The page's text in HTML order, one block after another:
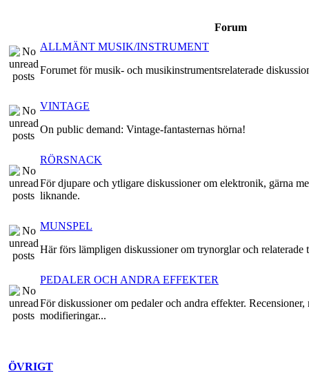
Forum
ALLMÄNT MUSIK/INSTRUMENT
Forumet för musik- och musikinstrumentsrelaterade
VINTAGE
On public demand: Vintage-fantasternas hörna!
RÖRSNACK
För djupare och ytligare diskussioner om elektronik, gärna
liknande.
MUNSPEL
Här förs lämpligen diskussioner om trynorglar och relaterade
PEDALER OCH ANDRA EFFEKTER
För diskussioner om pedaler och andra effekter. Recensioner,
modifieringar...
ÖVRIGT